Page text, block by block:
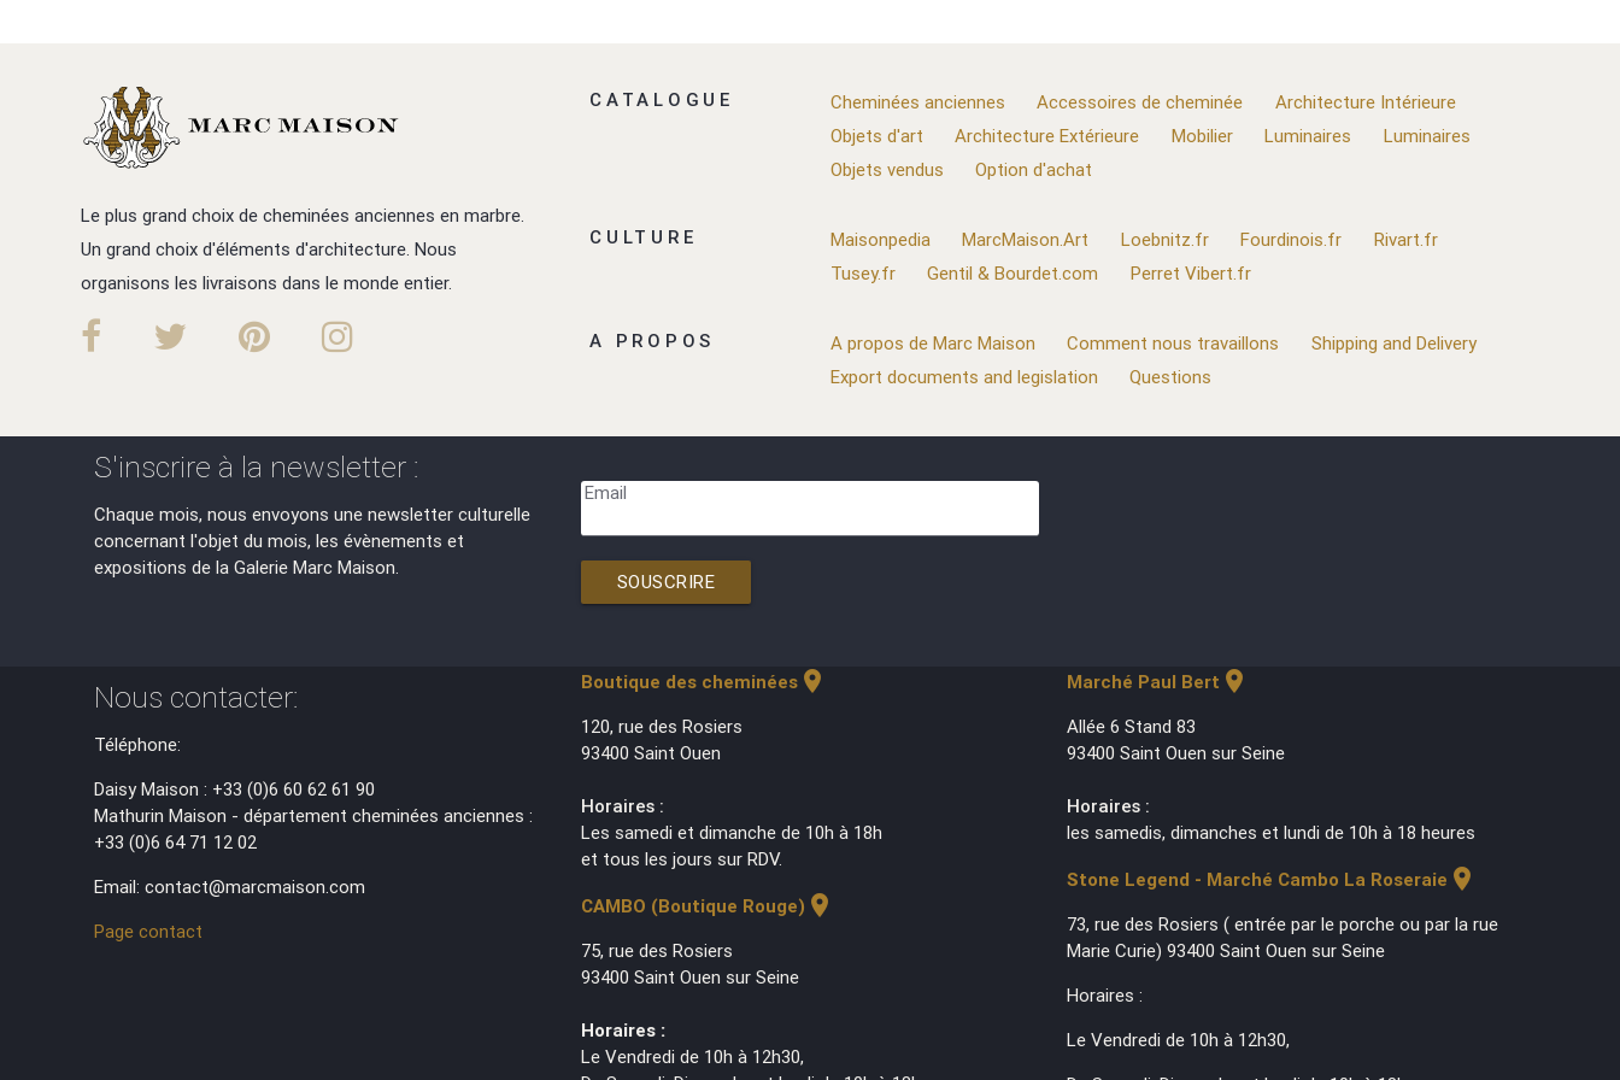
Le plus grand choix de cheminées anciennes en marbre.
Un grand choix d'éléments d'architecture. Nous
organisons les livraisons dans le monde entier.
CATALOGUE Cheminées anciennes Accessoires de cheminée
Architecture Intérieure
Objets d'art
Architecture Extérieure Mobilier Luminaires
Luminaires
Objets vendus
Option d'achat
CULTURE Maisonpedia MarcMaison.Art Loebnitz.fr Fourdinois.fr
Rivart.fr
Tusey.fr
Gentil & Bourdet.com Perret Vibert.fr
A PROPOS A propos de Marc Maison Comment nous travaillons
Shipping and Delivery
Export documents and legislation
Questions
S'inscrire à la newsletter :
Chaque mois, nous envoyons une newsletter culturelle
concernant l'objet du mois, les évènements et
expositions de la Galerie Marc Maison.
Email
SOUSCRIRE
Nous contacter:
Téléphone:
Daisy Maison : +33 (0)6 60 62 61 90
Mathurin Maison - département cheminées anciennes :
+33 (0)6 64 71 12 02
Email: contact@marcmaison.com
Page contact
Boutique des cheminéeslocation_on
120, rue des Rosiers
93400 Saint Ouen
Horaires :
Les samedi et dimanche de 10h à 18h
et tous les jours sur RDV.
CAMBO (Boutique Rouge) location_on
75, rue des Rosiers
93400 Saint Ouen sur Seine
Horaires :
Le Vendredi de 10h à 12h30,
Marché Paul Bert location_on
Allée 6 Stand 83
93400 Saint Ouen sur Seine
Horaires :
les samedis, dimanches et lundi de 10h à 18 heures
Stone Legend - Marché Cambo La Roseraie location_on
73, rue des Rosiers ( entrée par le porche ou par la rue
Marie Curie) 93400 Saint Ouen sur Seine
Horaires :
Le Vendredi de 10h à 12h30,